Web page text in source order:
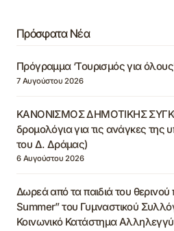
Πρόσφατα Νέα
Πρόγραμμα ‘Τουρισμός για
7 Αυγούστου 2026
ΚΑΝΟΝΙΣΜΟΣ ΔΗΜΟΤΙΚΗΣ
δρομολόγια για τις ανάγκες της
του Δ. Δράμας)
6 Αυγούστου 2026
Δωρεά από τα παιδιά του
Summer” του Γυμναστικού
Κοινωνικό Κατάστημα